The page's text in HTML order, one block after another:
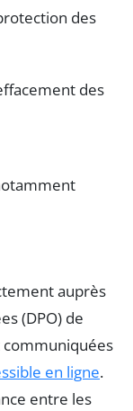
des
des
auprès
(DPO) de
communiquées
en ligne.
entre les